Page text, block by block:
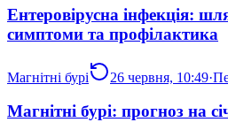
Ентеровірусна інфекція:
симптоми та профілактика
Магнітні бурі 26 червня, 10:49·
Магнітні бурі: прогноз на